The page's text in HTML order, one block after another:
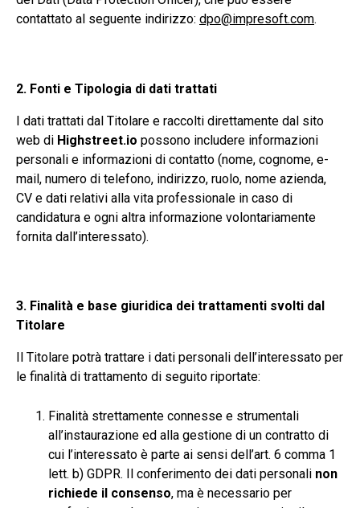
contattato al seguente indirizzo: dpo@impresoft.com.
2. Fonti e Tipologia di dati trattati
I dati trattati dal Titolare e raccolti direttamente dal sito
web di Highstreet.io possono includere informazioni
personali e informazioni di contatto (nome, cognome, e-
mail, numero di telefono, indirizzo, ruolo, nome azienda,
CV e dati relativi alla vita professionale in caso di
candidatura e ogni altra informazione volontariamente
fornita dall’interessato).
3. Finalità e base giuridica dei trattamenti svolti dal
Titolare
Il Titolare potrà trattare i dati personali dell’interessato per
le finalità di trattamento di seguito riportate:
Finalità strettamente connesse e strumentali
all’instaurazione ed alla gestione di un contratto di
cui l’interessato è parte ai sensi dell’art. 6 comma 1
lett. b) GDPR. Il conferimento dei dati personali non
richiede il consenso, ma è necessario per